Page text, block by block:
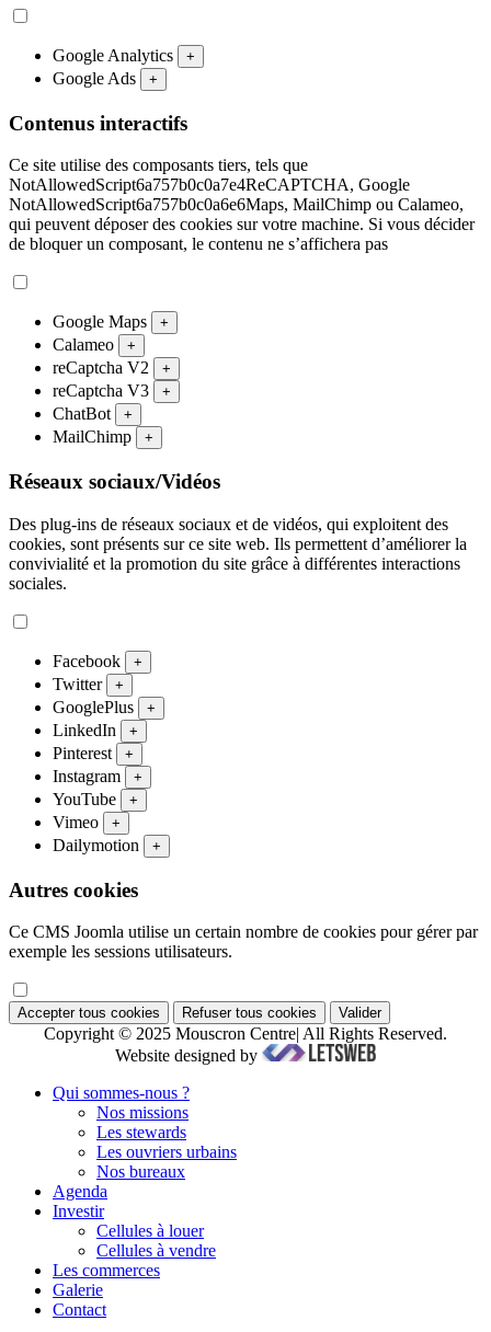
Google Analytics +
Google Ads +
Contenus interactifs
Ce site utilise des composants tiers, tels que
NotAllowedScript6a757b0c0a7e4ReCAPTCHA, Google
NotAllowedScript6a757b0c0a6e6Maps, MailChimp ou Calameo,
qui peuvent déposer des cookies sur votre machine. Si vous décider
de bloquer un composant, le contenu ne s’affichera pas
Google Maps +
Calameo +
reCaptcha V2 +
reCaptcha V3 +
ChatBot +
MailChimp +
Réseaux sociaux/Vidéos
Des plug-ins de réseaux sociaux et de vidéos, qui exploitent des
cookies, sont présents sur ce site web. Ils permettent d’améliorer la
convivialité et la promotion du site grâce à différentes interactions
sociales.
Facebook +
Twitter +
GooglePlus +
LinkedIn +
Pinterest +
Instagram +
YouTube +
Vimeo +
Dailymotion +
Autres cookies
Ce CMS Joomla utilise un certain nombre de cookies pour gérer par
exemple les sessions utilisateurs.
Accepter tous cookies Refuser tous cookies Valider
Copyright © 2025 Mouscron Centre| All Rights Reserved.
Website designed by
Qui sommes-nous ?
Nos missions
Les stewards
Les ouvriers urbains
Nos bureaux
Agenda
Investir
Cellules à louer
Cellules à vendre
Les commerces
Galerie
Contact